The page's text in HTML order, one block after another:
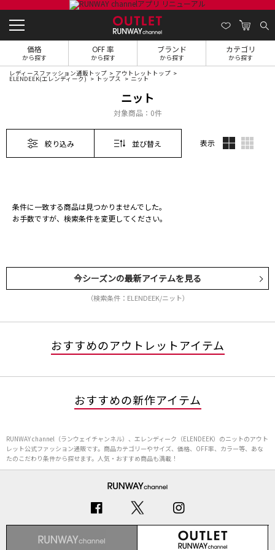
価格
から探す
OFF 率
から探す
ブランド
から探す
カテゴリ
から探す
レディースファッション通販トップ アウトレットトップ
ELENDEEK(エレンディーク) トップス ニット
ニット
対象商品： 0件
絞り込み 並び替え 表示
条件に一致する商品は見つかりませんでした。
お手数ですが、検索条件を変更してください。
今シーズンの最新アイテムを見る
（検索条件：ELENDEEK/ニット）
おすすめのアウトレットアイテム
おすすめの新作アイテム
RUNWAY channel（ランウェイチャンネル）、エレンディーク（ELENDEEK）のニットのアウト
レット公式ファッション通販です。商品カテゴリーやサイズ、価格、OFF率、カラー等、あな
たのこだわり条件から探せます。人気・おすすめ商品も満載！